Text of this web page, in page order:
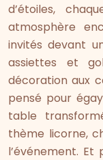
d’étoiles,
atmosphère
invités devant
assiettes et
décoration aux
pensé pour
table
thème licorne,
l’événement.